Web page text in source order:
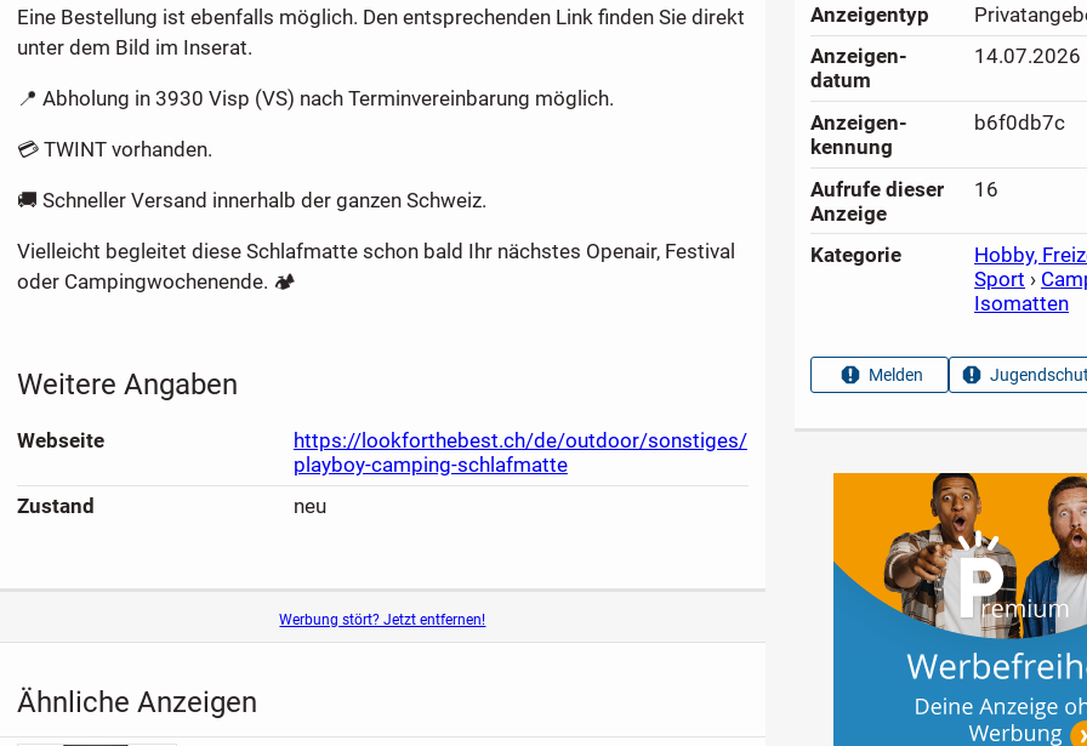
Eine Bestellung ist ebenfalls möglich. Den entsprechenden Link finden Sie direkt
unter dem Bild im Inserat.
📍 Abholung in 3930 Visp (VS) nach Terminvereinbarung möglich.
💳 TWINT vorhanden.
🚚 Schneller Versand innerhalb der ganzen Schweiz.
Vielleicht begleitet diese Schlafmatte schon bald Ihr nächstes Openair, Festival
oder Campingwochenende. 🏕️
Weitere Angaben
Webseite
https://lookforthebest.ch/de/outdoor/sonstiges/
playboy-camping-schlafmatte
Zustand
neu
Werbung stört? Jetzt entfernen!
Ähnliche Anzeigen
Anzeigen­typ
Anzeigen­
datum
14.07.2026
Anzeigen­
kennung
b6f0db7c
Aufrufe dieser
Anzeige
16
Kategorie Hobby,
Sport ›
Isomatten
Melden